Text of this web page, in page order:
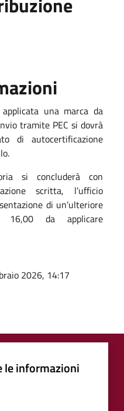
una marca da
tramite PEC si dovrà
di autocertificazione
si concluderà con
scritta, l’ufficio
di un’ulteriore
da applicare
2026, 14:17
le informazioni